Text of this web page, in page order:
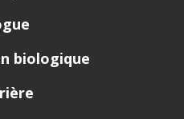
biologique